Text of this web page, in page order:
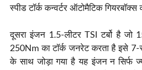
स्पीड टॉर्क कन्वर्टर ऑटोमैटिक गियरबॉक्स
दूसरा इंजन 1.5-लीटर TSI टर्बो है जो
250Nm का टॉर्क जनरेट करता है इसे 7-
के साथ जोड़ा गया है यह इंजन न सिर्फ